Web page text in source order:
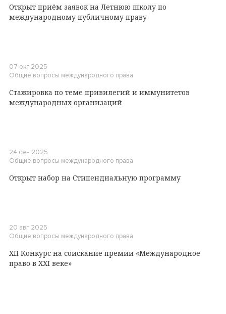
Открыт приём заявок на Летнюю школу по
международному публичному праву
07 окт 2025
Общие вопросы международного права
Стажировка по теме привилегий и иммунитетов
международных организаций
24 сен 2025
Общие вопросы международного права
Открыт набор на Стипендиальную программу
20 авг 2025
Общие вопросы международного права
XII Конкурс на соискание премии «Международное
право в XXI веке»